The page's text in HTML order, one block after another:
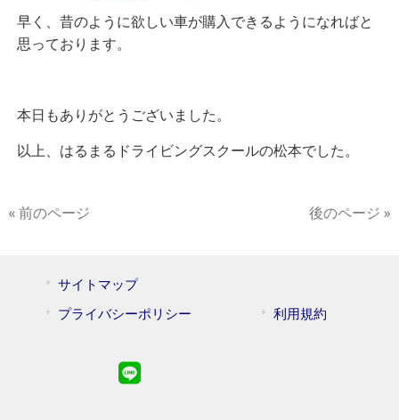
早く、昔のように欲しい車が購入できるようになればと
思っております。
本日もありがとうございました。
以上、はるまるドライビングスクールの松本でした。
« 前のページ 後のページ »
サイトマップ
プライバシーポリシー
利用規約